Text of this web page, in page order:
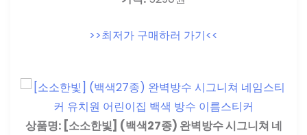
>>최저가 구매하러 가기<<
상품명: [소소한빛] (백색27종) 완벽방수 시그니쳐 네